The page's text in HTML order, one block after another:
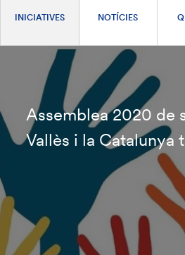
INICIATIVES NOTÍCIES
Assemblea 2020 de
Vallès i la Catalunya